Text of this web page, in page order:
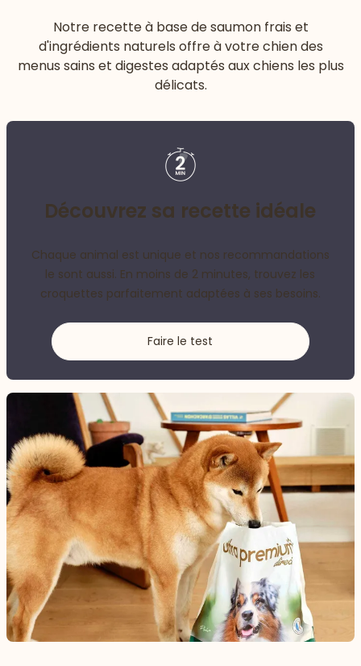
Notre recette à base de saumon frais et
d'ingrédients naturels offre à votre chien des
menus sains et digestes adaptés aux chiens les plus
délicats.
Découvrez sa recette idéale
Chaque animal est unique et nos recommandations
le sont aussi. En moins de 2 minutes, trouvez les
croquettes parfaitement adaptées à ses besoins.
Faire le test